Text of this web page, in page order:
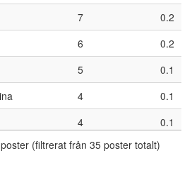
högskola
7
0.2
6
0.2
5
0.1
4
0.1
4
0.1
4
(filtrerat från 35 poster totalt)